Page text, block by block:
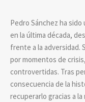
Pedro Sánchez ha
en la última década,
frente a la adversidad.
por momentos de
controvertidas. Tras
consecuencia de la
recuperarlo gracias a